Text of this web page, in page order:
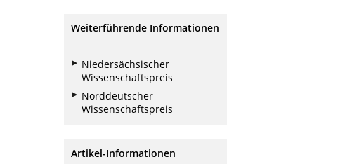
Weiterführende Informationen
Niedersächsischer
Wissenschaftspreis
Norddeutscher
Wissenschaftspreis
Artikel-Informationen